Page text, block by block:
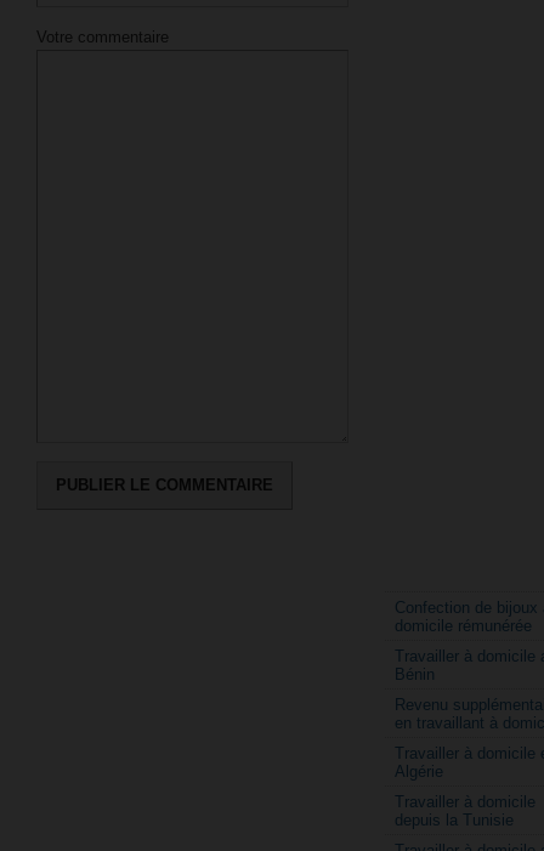
Confection de bijoux
domicile rémunérée
Travailler à domicile
Bénin
Revenu
en travaillant à
Travailler à domicile
Algérie
Travailler à domicile
depuis la Tunisie
Votre commentaire